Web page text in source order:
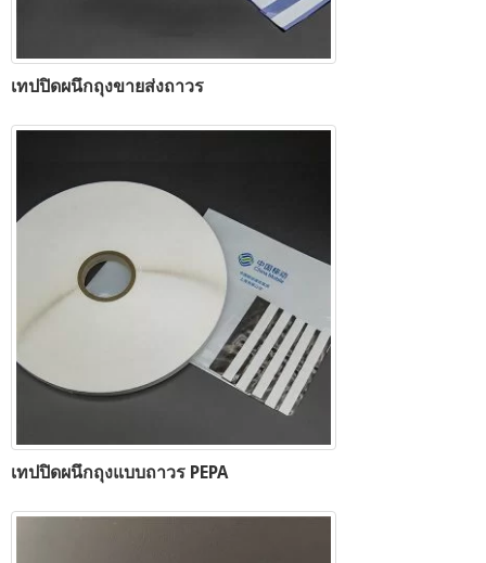
เทปปิดผนึกถุงขายส่งถาวร
เทปปิดผนึกถุงแบบถาวร PEPA